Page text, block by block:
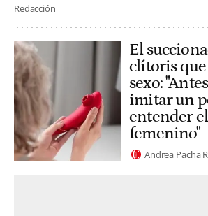
Redacción
El
clítoris
sexo:
imitar un
entender
femenino"
Andrea Pacha